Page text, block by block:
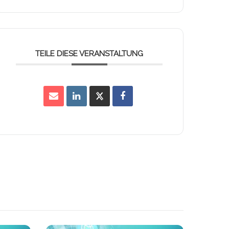
TEILE DIESE VERANSTALTUNG